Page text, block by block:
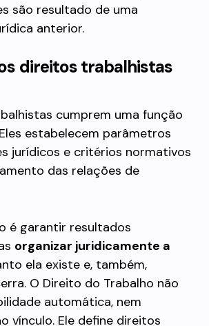
são resultado de uma
anterior.
direitos trabalhistas
cumprem uma função
estabelecem parâmetros
jurídicos e critérios normativos
das relações de
é garantir resultados
organizar juridicamente a
ela existe e, também,
O Direito do Trabalho não
automática, nem
vínculo. Ele define direitos